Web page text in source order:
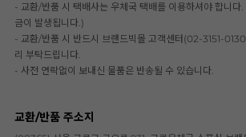
- 교환/반품 시 택배사는 우체국 택배를 이용하셔야 합니다
금이 발생됩니다.)
- 교환/반품 시 반드시 브랜드빅몰 고객센터(02-3151-
리 부탁드립니다.
- 사전 연락없이 보내신 물품은 반송될 수 있습니다.
교환/반품 주소지